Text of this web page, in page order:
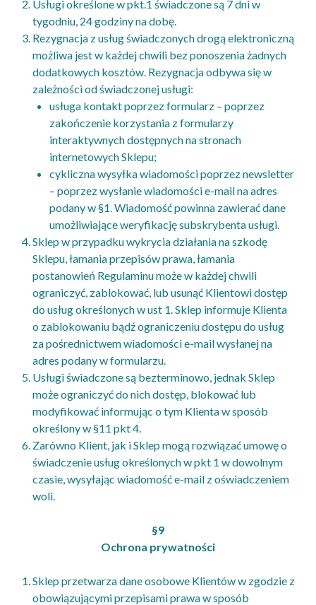
Usługi określone w pkt.1 świadczone są 7 dni w
tygodniu, 24 godziny na dobę.
Rezygnacja z usług świadczonych drogą elektroniczną
możliwa jest w każdej chwili bez ponoszenia żadnych
dodatkowych kosztów. Rezygnacja odbywa się w
zależności od świadczonej usługi:
usługa kontakt poprzez formularz – poprzez
zakończenie korzystania z formularzy
interaktywnych dostępnych na stronach
internetowych Sklepu;
cykliczna wysyłka wiadomości poprzez newsletter
– poprzez wysłanie wiadomości e-mail na adres
podany w §1. Wiadomość powinna zawierać dane
umożliwiające weryfikację subskrybenta usługi.
Sklep w przypadku wykrycia działania na szkodę
Sklepu, łamania przepisów prawa, łamania
postanowień Regulaminu może w każdej chwili
ograniczyć, zablokować, lub usunąć Klientowi dostęp
do usług określonych w ust 1. Sklep informuje Klienta
o zablokowaniu bądź ograniczeniu dostępu do usług
za pośrednictwem wiadomości e-mail wysłanej na
adres podany w formularzu.
Usługi świadczone są bezterminowo, jednak Sklep
może ograniczyć do nich dostęp, blokować lub
modyfikować informując o tym Klienta w sposób
określony w §11 pkt 4.
Zarówno Klient, jak i Sklep mogą rozwiązać umowę o
świadczenie usług określonych w pkt 1 w dowolnym
czasie, wysyłając wiadomość e-mail z oświadczeniem
woli.
§9
Ochrona prywatności
Sklep przetwarza dane osobowe Klientów w zgodzie z
obowiązującymi przepisami prawa w sposób